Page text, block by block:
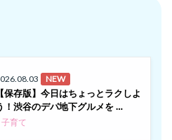
NEW
【保存版】今日はちょっとラクしよ
！渋谷のデパ地下グルメを …
子育て